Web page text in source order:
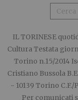
IL TORINESE
Cultura Testata
Torino n.15/2014
Cristiano Bussola
- 10139 Torino C.F./
Per comunicati